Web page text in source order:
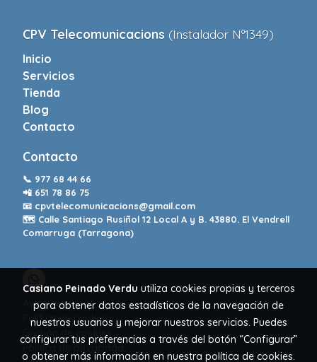
CPV Telecomunicacions (Instalador Nº1349)
Inicio
Servicios
Tienda
Blog
Contacto
Contacto
📞 977 68 44 66
📲 651 78 86 75
📧 cpvtelecomunicacions@gmail.com
🗺️ Calle Santiago Rusiñol 12 Local A y B. 43880. El Vendrell
Comarruga (Tarragona)
Aviso legal
Política de cookies
Gestión de cookies
Política de privacidad
Casiano Peinado Verdu utiliza cookies propias y terceros
para obtener datos estadísticos de la navegación de
nuestros usuarios y mejorar nuestros servicios. Puedes
configurar tus preferencias a través del botón “Configurar”
o obtener más información en nuestra política de cookies.